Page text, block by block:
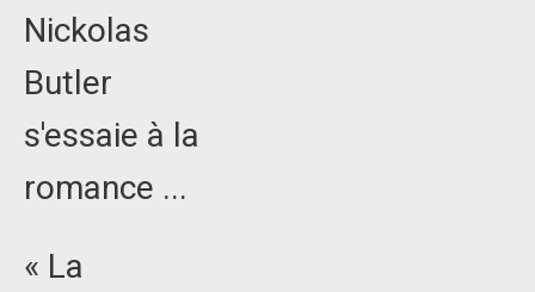
Nickolas
Butler
s'essaie à la
romance ...
« La